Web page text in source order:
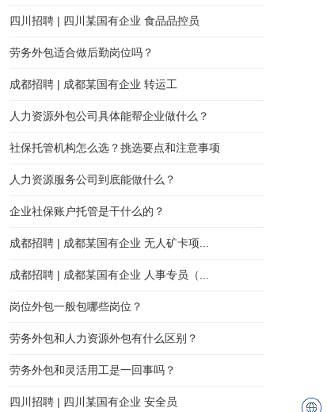
四川招聘 | 四川某国有企业 食品品控员
劳务外包适合做后勤岗位吗？
成都招聘 | 成都某国有企业 转运工
人力资源外包公司具体能帮企业做什么？
社保托管机构怎么选？挑选要点和注意事项
人力资源服务公司到底能做什么？
企业社保账户托管是干什么的？
成都招聘 | 成都某国有企业 无人矿卡项...
成都招聘 | 成都某国有企业 人事专员（...
岗位外包一般包哪些岗位？
劳务外包和人力资源外包有什么区别？
劳务外包和灵活用工是一回事吗？
四川招聘 | 四川某国有企业 安全员